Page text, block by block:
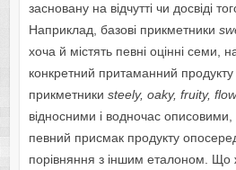
засновану на відчутті чи досвіді
Наприклад, базові прикметники
хоча й містять певні оцінні семи,
конкретний притаманний продукту
прикметники steely, oaky, fruity,
відносними і водночас описовими,
певний присмак продукту
порівняння з іншим еталоном. Що